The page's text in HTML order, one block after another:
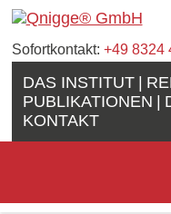
Sofortkontakt: +49 8324
DAS INSTITUT
PUBLIKATIONEN
KONTAKT